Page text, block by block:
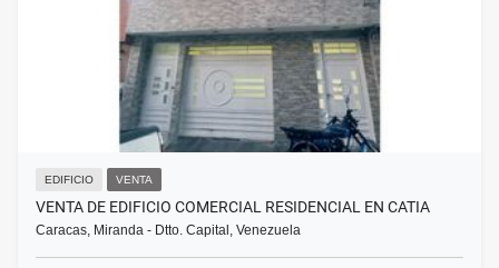
EDIFICIO VENTA
VENTA DE EDIFICIO COMERCIAL RESIDENCIAL EN CATIA
Caracas, Miranda - Dtto. Capital, Venezuela